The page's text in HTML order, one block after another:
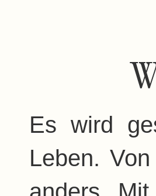
Es wird
Leben.